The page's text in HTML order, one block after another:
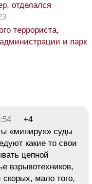
отделался
террориста,
и парк
+4
«минируя» суды
какие то свои
цепной
взрывотехников,
мало того,